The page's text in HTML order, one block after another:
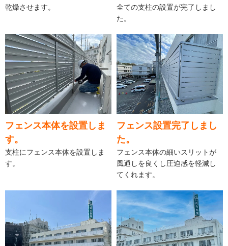
乾燥させます。
全ての支柱の設置が完了しまし
た。
フェンス本体を設置しま
す。
支柱にフェンス本体を設置しま
す。
フェンス設置完了しまし
た。
フェンス本体の細いスリットが
風通しを良くし圧迫感を軽減し
てくれます。